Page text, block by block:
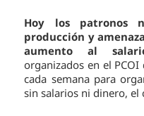
Hoy los patronos
producción y
aumento al
organizados en el
cada semana para
sin salarios ni dinero, el